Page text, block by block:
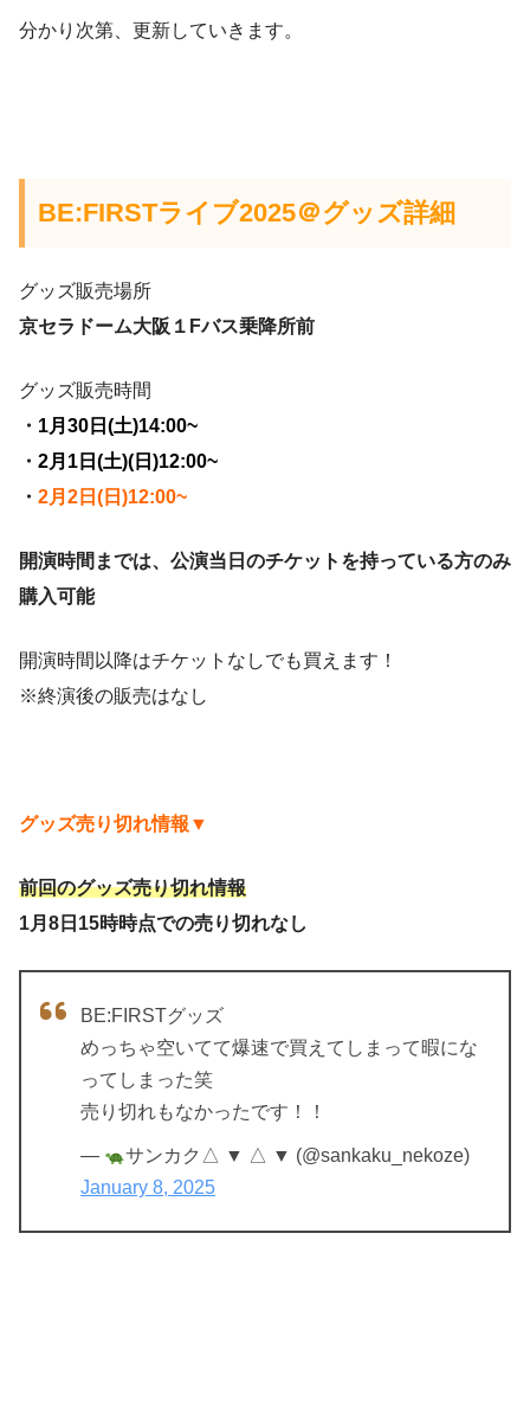
分かり次第、更新していきます。
BE:FIRSTライブ2025＠グッズ詳細
グッズ販売場所
京セラドーム大阪１Fバス乗降所前
グッズ販売時間
・ 1月30日(土)14:00~
・ 2月1日(土)(日)12:00~
・ 2月2日(日)12:00~
開演時間までは、公演当日のチケットを持っている方のみ
購入可能
開演時間以降はチケットなしでも買えます！
※終演後の販売はなし
グッズ売り切れ情報▼
前回のグッズ売り切れ情報
1月8日15時時点での売り切れなし
BE:FIRSTグッズ
めっちゃ空いてて爆速で買えてしまって暇にな
ってしまった笑
売り切れもなかったです！！
—
サンカク△ ▼ △ ▼ (@sankaku_nekoze)
January 8, 2025